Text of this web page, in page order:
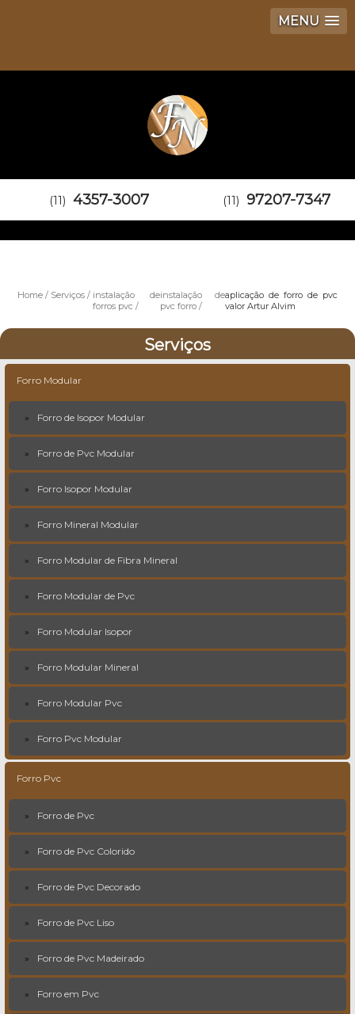
MENU
(11) 4357-3007 (11) 97207-7347
Home Serviços
instalação de
forros pvc
instalação de
pvc forro
aplicação de forro de pvc
valor Artur Alvim
Serviços
Forro Modular
Forro de Isopor Modular
Forro de Pvc Modular
Forro Isopor Modular
Forro Mineral Modular
Forro Modular de Fibra Mineral
Forro Modular de Pvc
Forro Modular Isopor
Forro Modular Mineral
Forro Modular Pvc
Forro Pvc Modular
Forro Pvc
Forro de Pvc
Forro de Pvc Colorido
Forro de Pvc Decorado
Forro de Pvc Liso
Forro de Pvc Madeirado
Forro em Pvc